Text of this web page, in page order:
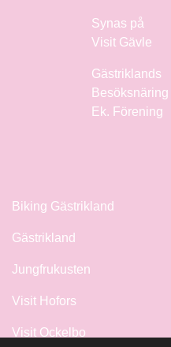
Synas på
Visit Gävle
Gästriklands
Besöksnäring
Ek. Förening
Biking Gästrikland
Gästrikland
Jungfrukusten
Visit Hofors
Visit Ockelbo